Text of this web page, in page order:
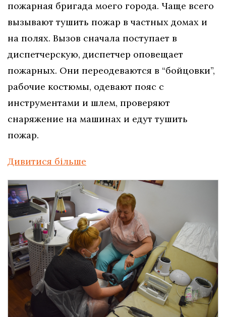
пожарная бригада моего города. Чаще всего
вызывают тушить пожар в частных домах и
на полях. Вызов сначала поступает в
диспетчерскую, диспетчер оповещает
пожарных. Они переодеваются в “бойцовки”,
рабочие костюмы, одевают пояс с
инструментами и шлем, проверяют
снаряжение на машинах и едут тушить
пожар.
Дивитися більше